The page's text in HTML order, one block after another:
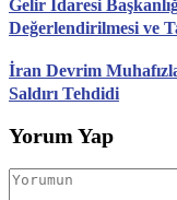
Gelir İdaresi
Değerlendirilmesi ve
İran Devrim
Saldırı Tehdidi
Yorum Yap